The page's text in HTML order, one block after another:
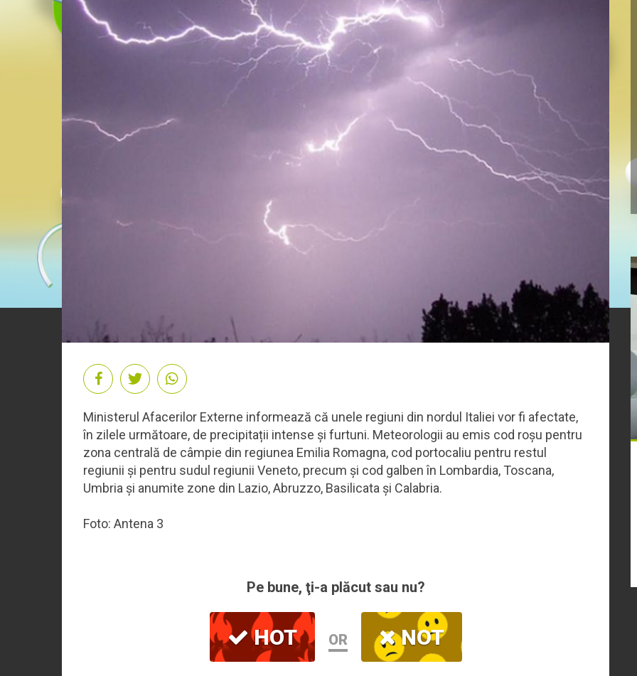
Ministerul Afacerilor Externe informează că unele regiuni din nordul Italiei vor fi afectate,
în zilele următoare, de precipitații intense și furtuni. Meteorologii au emis cod roșu pentru
zona centrală de câmpie din regiunea Emilia Romagna, cod portocaliu pentru restul
regiunii și pentru sudul regiunii Veneto, precum și cod galben în Lombardia, Toscana,
Umbria și anumite zone din Lazio, Abruzzo, Basilicata și Calabria.
Foto: Antena 3
Pe bune, ţi-a plăcut sau nu?
HOT OR NOT